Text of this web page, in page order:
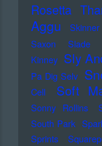
Rosetta
Aggu
Saxon
Slade
Kinney Sly
Pa Dig Selv
Cell
Soft
Sonny Rollins
South Park
Sprints